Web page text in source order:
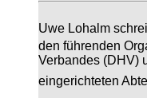
Uwe Lohalm
den führenden
Verbandes (DHV)
eingerichteten